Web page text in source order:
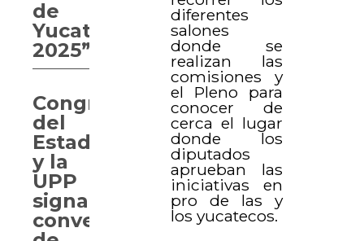
diferentes
salones
donde se
realizan las
comisiones y
el Pleno para
conocer de
cerca el lugar
donde los
diputados
aprueban las
iniciativas en
pro de las y
los yucatecos.
de
Yucatán
2025”
Congreso
del
Estado
y la
UPP
signan
convenio